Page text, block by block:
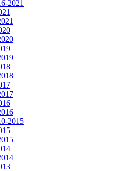
2021
2015